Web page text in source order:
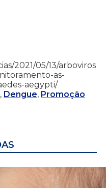
2021/05/13/arboviros
as-
aegypti/
, Dengue, Promoção